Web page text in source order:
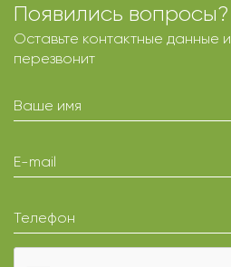
Появились вопросы?
Оставьте контактные данные
перезвонит
Ваше имя
E-mail
Телефон